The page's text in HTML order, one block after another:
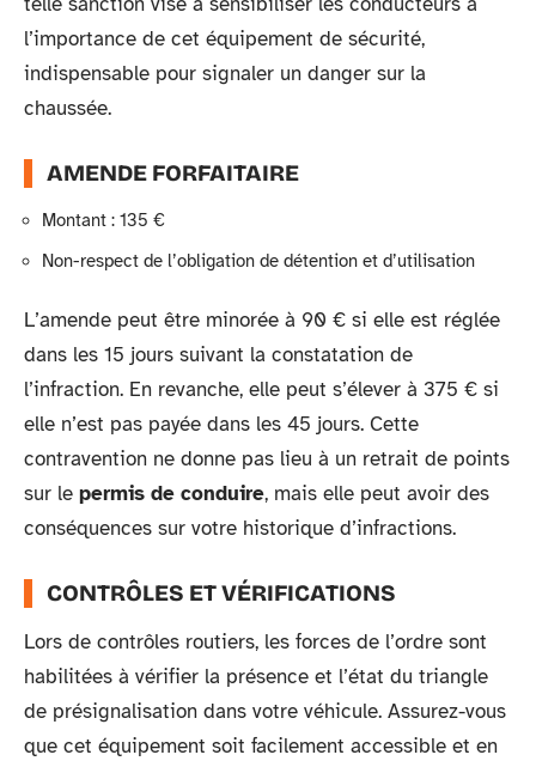
l’importance de cet équipement de sécurité,
indispensable pour signaler un danger sur la
chaussée.
AMENDE FORFAITAIRE
Montant : 135 €
Non-respect de l’obligation de détention et d’utilisation
L’amende peut être minorée à 90 € si elle est réglée
dans les 15 jours suivant la constatation de
l’infraction. En revanche, elle peut s’élever à 375 € si
elle n’est pas payée dans les 45 jours. Cette
contravention ne donne pas lieu à un retrait de points
sur le permis de conduire, mais elle peut avoir des
conséquences sur votre historique d’infractions.
CONTRÔLES ET VÉRIFICATIONS
Lors de contrôles routiers, les forces de l’ordre sont
habilitées à vérifier la présence et l’état du triangle
de présignalisation dans votre véhicule. Assurez-vous
que cet équipement soit facilement accessible et en